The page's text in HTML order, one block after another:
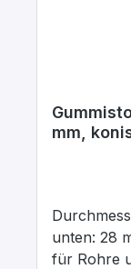
mm,
unten: 28
für Rohre